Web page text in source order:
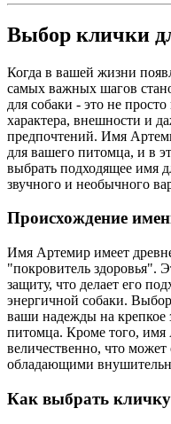
Выбор клички
Когда в вашей жизни
самых важных шагов
для собаки - это не
характера, внешности и
предпочтений. Имя
для вашего питомца, и в
выбрать подходящее имя
звучного и необычного
Происхождение
Имя Артемир имеет
"покровитель здоровья".
защиту, что делает его
энергичной собаки.
ваши надежды на крепкое
питомца. Кроме того, имя
величественно, что может
обладающими
Как выбрать